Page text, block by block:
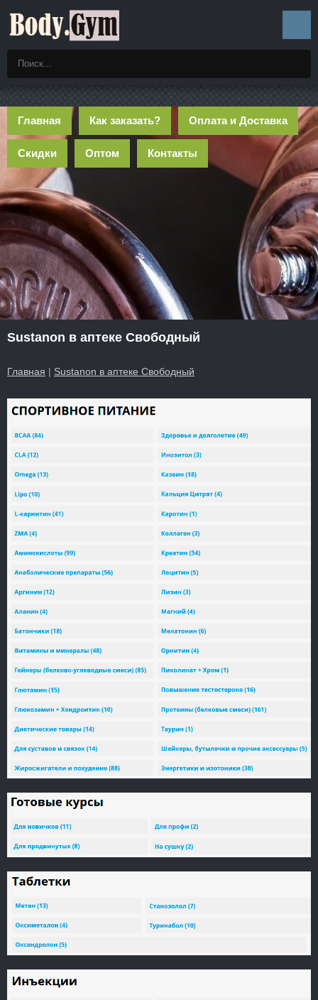
Главная Как заказать? Оплата и Доставка
Скидки Оптом Контакты
Sustanon в аптеке Свободный
Главная | Sustanon в аптеке Свободный